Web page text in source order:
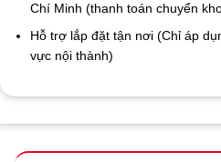
Chí Minh (thanh toán chuyển
Hỗ trợ lắp đặt tận nơi (Chỉ áp
vực nội thành)